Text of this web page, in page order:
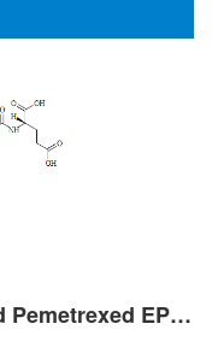
Pemetrexed EP Impurity B and Pemetrexed EP Impurity C